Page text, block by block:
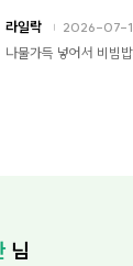
라일락 2026-07-
나물가득 넣어서 비빔
님